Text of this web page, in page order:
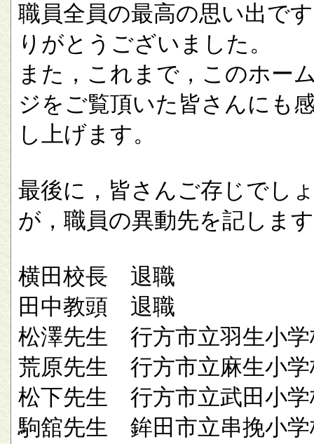
職員全員の最高の思い出で
りがとうございました。
また，これまで，このホー
ジをご覧頂いた皆さんにも
し上げます。
最後に，皆さんご存じでし
が，職員の異動先を記しま
横田校長 退職
田中教頭 退職
松澤先生 行方市立羽生小学
荒原先生 行方市立麻生小学
松下先生 行方市立武田小学
駒舘先生 鉾田市立串挽小学